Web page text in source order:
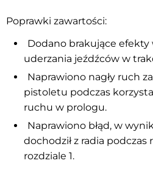
Poprawki zawartości:
Dodano brakujące efekty
uderzania jeźdźców w
Naprawiono nagły ruch
pistoletu podczas
ruchu w prologu.
Naprawiono błąd, w
dochodził z radia
rozdziale 1.